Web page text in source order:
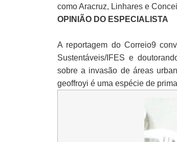
como Aracruz, Linhares e
OPINIÃO DO ESPECIALISTA
A reportagem do Correio9
Sustentáveis/IFES e
sobre a invasão de áreas
geoffroyi é uma espécie de